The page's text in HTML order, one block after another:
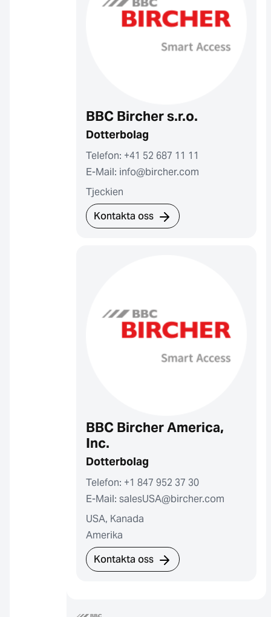
BBC Bircher s.r.o.
Dotterbolag
Telefon: +41 52 687 11 11
E-Mail: info@bircher.com
Tjeckien
Kontakta oss
BBC Bircher America,
Inc.
Dotterbolag
Telefon: +1 847 952 37 30
E-Mail: salesUSA@bircher.com
USA, Kanada
Amerika
Kontakta oss